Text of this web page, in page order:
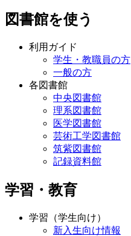
図書館を使う
利用ガイド
学生・教職員の方
一般の方
各図書館
中央図書館
理系図書館
医学図書館
芸術工学図書館
筑紫図書館
記録資料館
学習・教育
学習（学生向け）
新入生向け情報